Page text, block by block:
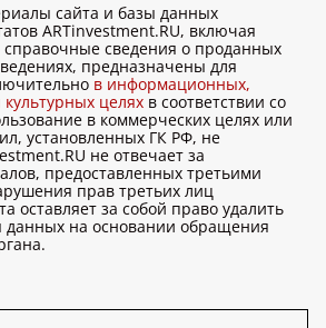
сайта и базы данных
ARTinvestment.RU, включая
сведения о проданных
предназначены для
в информационных,
целях в соответствии со
в коммерческих целях или
установленных ГК РФ, не
не отвечает за
предоставленных третьими
прав третьих лиц
оставляет за собой право удалить
данных на основании обращения